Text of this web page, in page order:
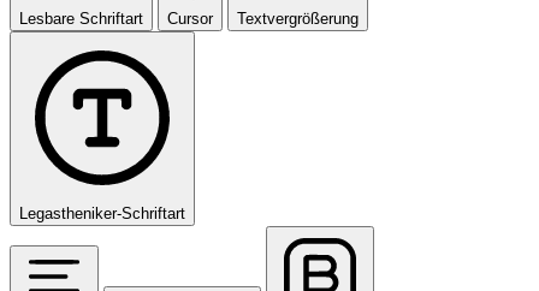
Lesbare Schriftart Cursor Textvergrößerung
Legastheniker-Schriftart